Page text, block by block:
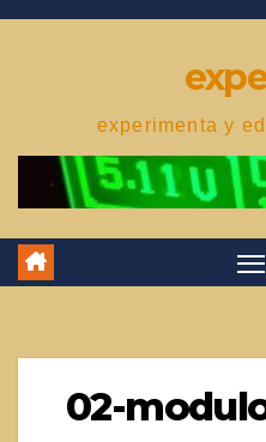
Saltar
experimenta y
02-